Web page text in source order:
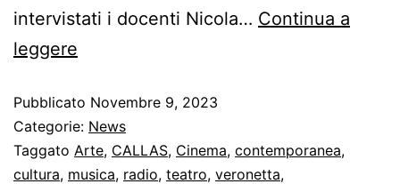
intervistati i docenti Nicola… Continua a
leggere
Pubblicato Novembre 9, 2023
Categorie: News
Taggato Arte, CALLAS, Cinema, contemporanea,
cultura, musica, radio, teatro, veronetta,